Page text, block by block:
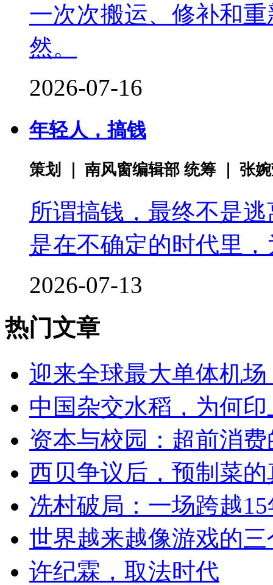
一次次搬运、修补和
然。
2026-07-16
年轻人，搞钱
策划 ｜ 南风窗编辑部 统筹 ｜ 张
所谓搞钱，最终不是
是在不确定的时代里
2026-07-13
热门文章
迎来全球最大单体机
中国杂交水稻，为何
资本与校园：超前消
西贝争议后，预制菜
冼村破局：一场跨越
世界越来越像游戏的
许纪霖，取法时代